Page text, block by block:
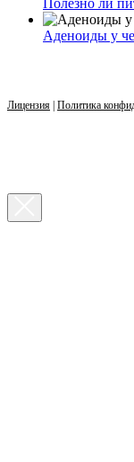
Аденоиды у
Лицензия | Политика